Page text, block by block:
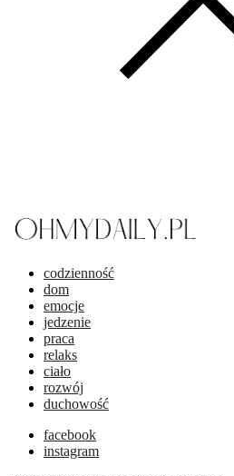
codzienność
dom
emocje
jedzenie
praca
relaks
ciało
rozwój
duchowość
facebook
instagram